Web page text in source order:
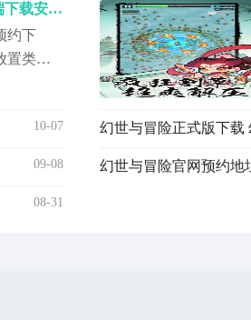
幻世仙途下载 幻世仙途最新版本安卓iOS客户端下载安装链接
约下
置类修
，挂机
10-07
09-08
08-31
幻世与冒险正式版下载
幻世与冒险官网预约地